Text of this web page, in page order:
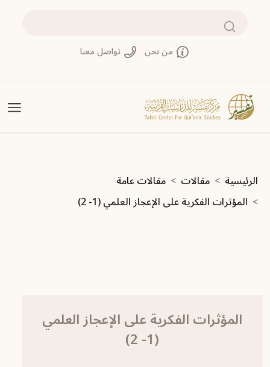
بحث
من نحن تواصل معنا
مسار التنقل
الرئيسية مقالات
مقالات عامة
المؤثرات الفكرية على الإعجاز العلمي (1- 2)
المؤثرات الفكرية على الإعجاز العلمي
(1- 2)